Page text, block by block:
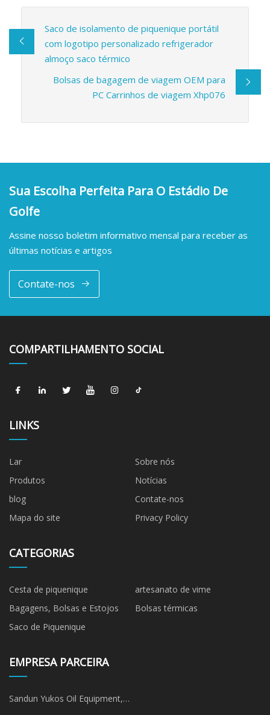
Saco de isolamento de piquenique portátil
com logotipo personalizado refrigerador
almoço saco térmico
Bolsas de bagagem de viagem OEM para
PC Carrinhos de viagem Xhp076
Sua Escolha Perfeita Para O Estádio De
Golfe
Assine nosso boletim informativo mensal para receber as
últimas notícias e artigos
Contate-nos
COMPARTILHAMENTO SOCIAL
LINKS
Lar
Sobre nós
Produtos
Notícias
blog
Contate-nos
Mapa do site
Privacy Policy
CATEGORIAS
Cesta de piquenique
artesanato de vime
Bagagens, Bolsas e Estojos
Bolsas térmicas
Saco de Piquenique
EMPRESA PARCEIRA
Sandun Yukos Oil Equipment,